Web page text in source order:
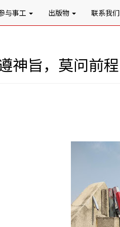
与事工 出版物 联系我们
神旨，莫问前程